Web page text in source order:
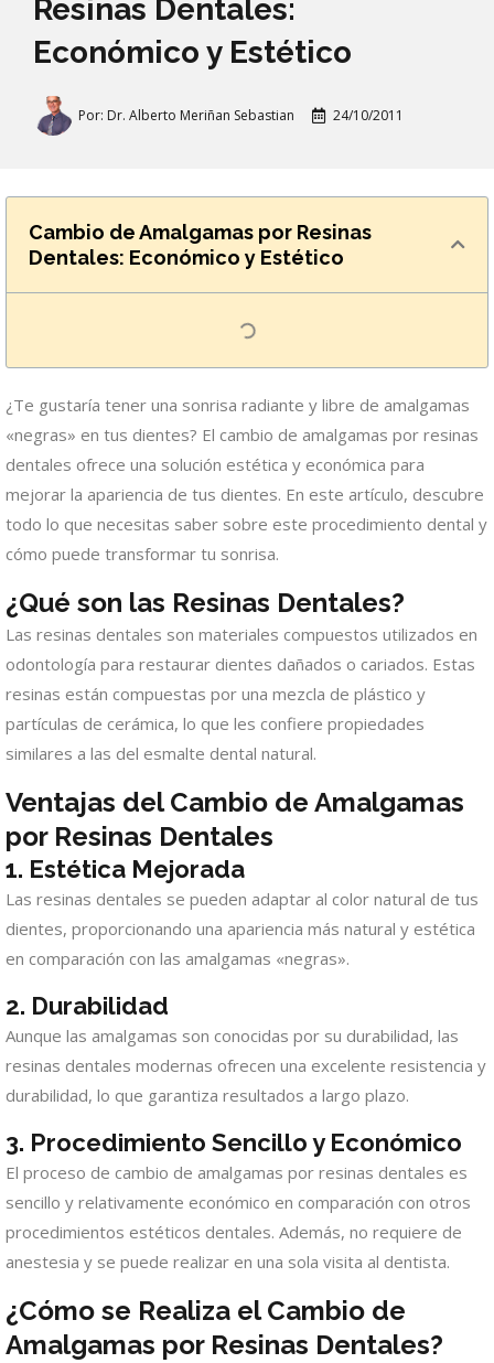
Resinas Dentales:
Económico y Estético
Por: Dr. Alberto Meriñan Sebastian 24/10/2011
Cambio de Amalgamas por Resinas
Dentales: Económico y Estético
¿Te gustaría tener una sonrisa radiante y libre de amalgamas
«negras» en tus dientes? El cambio de amalgamas por resinas
dentales ofrece una solución estética y económica para
mejorar la apariencia de tus dientes. En este artículo, descubre
todo lo que necesitas saber sobre este procedimiento dental y
cómo puede transformar tu sonrisa.
¿Qué son las Resinas Dentales?
Las resinas dentales son materiales compuestos utilizados en
odontología para restaurar dientes dañados o cariados. Estas
resinas están compuestas por una mezcla de plástico y
partículas de cerámica, lo que les confiere propiedades
similares a las del esmalte dental natural.
Ventajas del Cambio de Amalgamas
por Resinas Dentales
1. Estética Mejorada
Las resinas dentales se pueden adaptar al color natural de tus
dientes, proporcionando una apariencia más natural y estética
en comparación con las amalgamas «negras».
2. Durabilidad
Aunque las amalgamas son conocidas por su durabilidad, las
resinas dentales modernas ofrecen una excelente resistencia y
durabilidad, lo que garantiza resultados a largo plazo.
3. Procedimiento Sencillo y Económico
El proceso de cambio de amalgamas por resinas dentales es
sencillo y relativamente económico en comparación con otros
procedimientos estéticos dentales. Además, no requiere de
anestesia y se puede realizar en una sola visita al dentista.
¿Cómo se Realiza el Cambio de
Amalgamas por Resinas Dentales?